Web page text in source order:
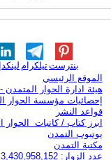
تيلكرامبنترست
الموقع الرئيسي
هيئة ادارة الحوار المتمدن -
إحصائيات مؤسسة الحوار
قواعد النشر
ابرز كتاب / كاتبات الحوار
يوتيوب التمدن
مكتبة التمدن
عدد الزوار: 3,430,958,152